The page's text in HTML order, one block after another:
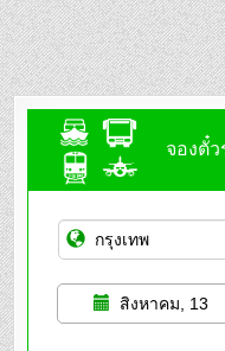
จองตั๋
สิงหาคม, 13